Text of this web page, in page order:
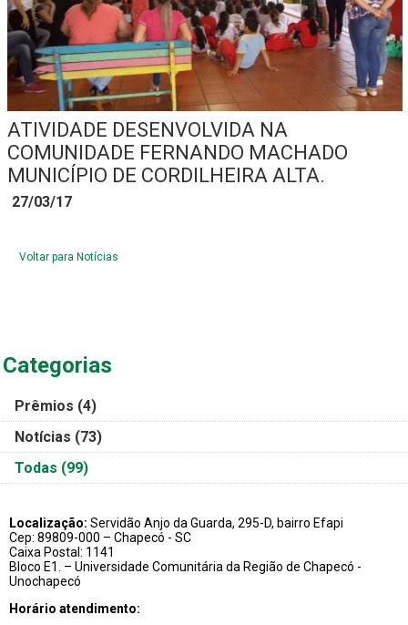
ATIVIDADE DESENVOLVIDA NA
COMUNIDADE FERNANDO MACHADO
MUNICÍPIO DE CORDILHEIRA ALTA.
27/03/17
Voltar para Notícias
Categorias
Prêmios (4)
Notícias (73)
Todas (99)
Localização: Servidão Anjo da Guarda, 295-D, bairro Efapi
Cep: 89809-000 – Chapecó - SC
Caixa Postal: 1141
Bloco E1. – Universidade Comunitária da Região de Chapecó -
Unochapecó
Horário atendimento: